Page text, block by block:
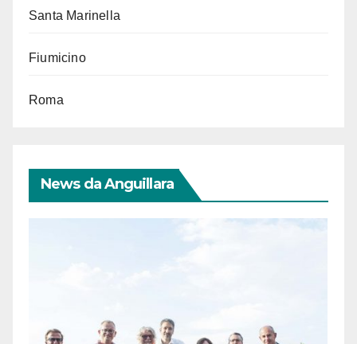
Santa Marinella
Fiumicino
Roma
News da Anguillara